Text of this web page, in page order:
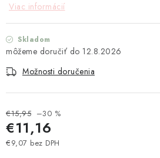
Ako nakupovať Doprava a platba
Podmienky ochrany osobných údajov
Viac informácií
Skladom
12.8.2026
Možnosti doručenia
€15,95 –30 %
€11,16
€9,07 bez DPH